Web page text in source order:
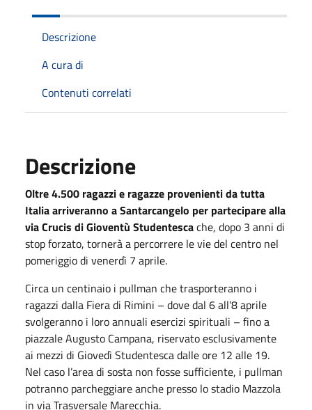
Descrizione
A cura di
Contenuti correlati
Descrizione
Oltre 4.500 ragazzi e ragazze provenienti da tutta
Italia arriveranno a Santarcangelo per partecipare alla
via Crucis di Gioventù Studentescache, dopo 3 anni di
stop forzato, tornerà a percorrere le vie del centro nel
pomeriggio di venerdì 7 aprile.
Circa un centinaio i pullman che trasporteranno i
ragazzi dalla Fiera di Rimini – dove dal 6 all’8 aprile
svolgeranno i loro annuali esercizi spirituali – fino a
piazzale Augusto Campana, riservato esclusivamente
ai mezzi di Giovedì Studentesca dalle ore 12 alle 19.
Nel caso l’area di sosta non fosse sufficiente, i pullman
potranno parcheggiare anche presso lo stadio Mazzola
in via Trasversale Marecchia.